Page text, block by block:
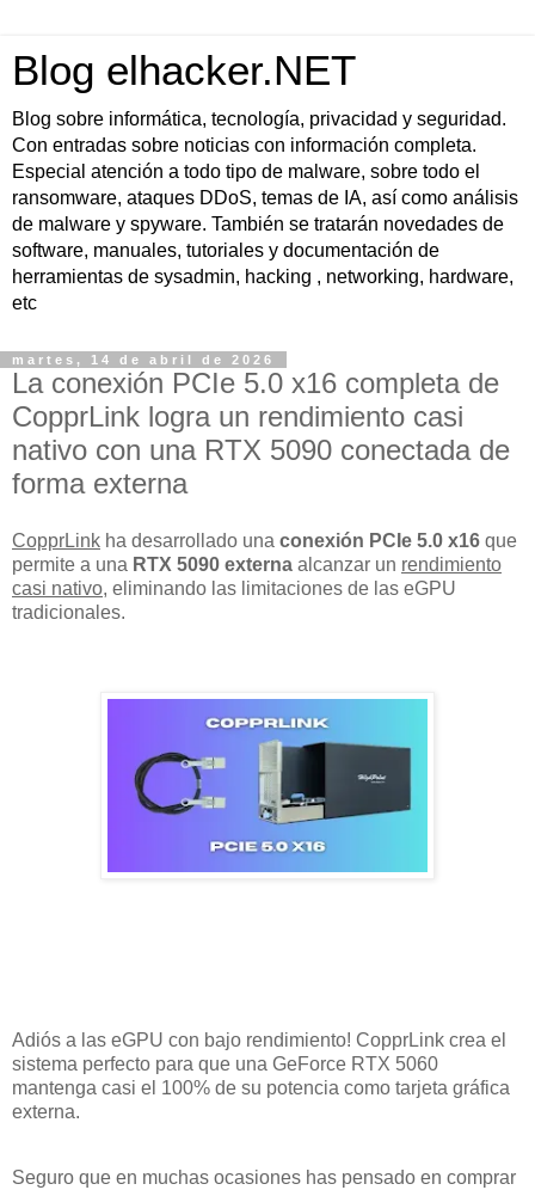
Blog elhacker.NET
Blog sobre informática, tecnología, privacidad y seguridad.
Con entradas sobre noticias con información completa.
Especial atención a todo tipo de malware, sobre todo el
ransomware, ataques DDoS, temas de IA, así como análisis
de malware y spyware. También se tratarán novedades de
software, manuales, tutoriales y documentación de
herramientas de sysadmin, hacking , networking, hardware,
etc
martes, 14 de abril de 2026
La conexión PCIe 5.0 x16 completa de
CopprLink logra un rendimiento casi
nativo con una RTX 5090 conectada de
forma externa
CopprLink ha desarrollado una conexión PCIe 5.0 x16 que
permite a una RTX 5090 externa alcanzar un rendimiento
casi nativo, eliminando las limitaciones de las eGPU
tradicionales.
Adiós a las eGPU con bajo rendimiento! CopprLink crea el
sistema perfecto para que una GeForce RTX 5060
mantenga casi el 100% de su potencia como tarjeta gráfica
externa.
Seguro que en muchas ocasiones has pensado en comprar